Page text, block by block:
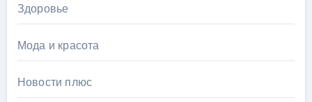
Здоровье
Мода и красота
Новости плюс